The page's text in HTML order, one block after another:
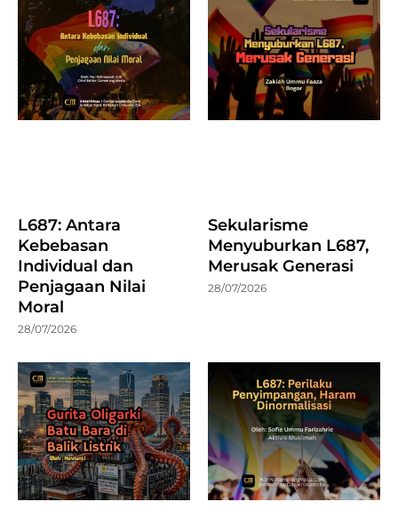
L687: Antara
Kebebasan
Individual dan
Penjagaan Nilai
Moral
28/07/2026
Sekularisme
Menyuburkan L687,
Merusak Generasi
28/07/2026